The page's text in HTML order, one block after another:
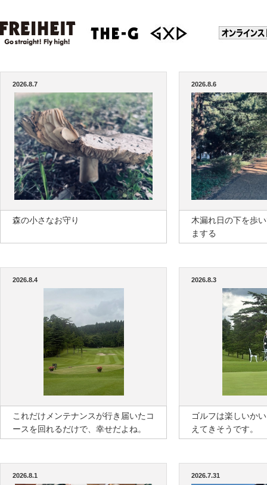
2026.8.7
森の小さなお守り
2026.8.6
木漏れ日の下を歩
まする
2026.8.4
これだけメンテナンスが行き届いたコ
ースを回れるだけで、幸せだよね。
2026.8.3
ゴルフは楽しいか
えてきそうです。
2026.8.1 2026.7.31